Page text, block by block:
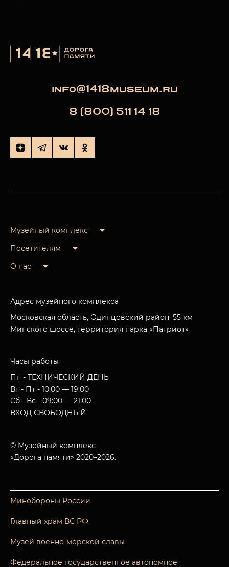
info@1418museum.ru
8 (800) 511 14 18
Музейный комплекс
Посетителям
О нас
Адрес музейного комплекса
Московская область, Одинцовский район, 55 км
Минского шоссе, территория парка «Патриот»
Часы работы
Пн - ТЕХНИЧЕСКИЙ ДЕНЬ
Вт - Пт - 10:00 — 19:00
Сб - Вс - 09:00 — 21:00
ВХОД СВОБОДНЫЙ
© Музейный комплекс
«Дорога памяти» 2020–2026.
Минобороны России
Главный храм ВС РФ
Музей военно-морской славы
Федеральное государственное автономное